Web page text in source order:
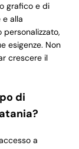
grafico e di
e alla
esigenze. Non
crescere il
di
a